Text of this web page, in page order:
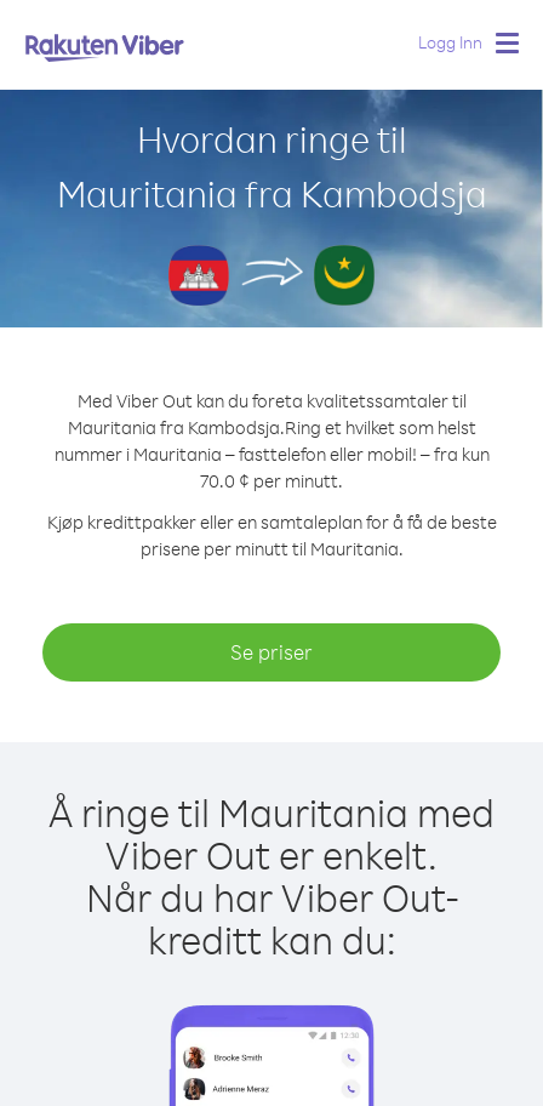
Logg Inn
Hvordan ringe til
Mauritania fra Kambodsja
Med Viber Out kan du foreta kvalitetssamtaler til
Mauritania fra Kambodsja.Ring et hvilket som helst
nummer i Mauritania – fasttelefon eller mobil! – fra kun
70.0 ¢ per minutt.
Kjøp kredittpakker eller en samtaleplan for å få de beste
prisene per minutt til Mauritania.
Se priser
Å ringe til Mauritania med
Viber Out er enkelt.
Når du har Viber Out-
kreditt kan du: